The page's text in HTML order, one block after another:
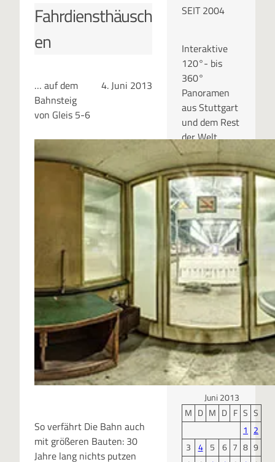
Fahrdiensthäusch
en
… auf dem
Bahnsteig
von Gleis 5-6
4. Juni 2013
So verfährt Die Bahn auch
mit größeren Bauten: 30
Jahre lang nichts putzen
SEIT 2004
Interaktive
120°- bis
360°
Panoramen
aus Stuttgart
und dem Rest
der Welt.
RUBRIKEN
Kategor
ien
KALENDER
Juni 2013
M D M D F S S
1 2
3 4 5 6 7 8 9